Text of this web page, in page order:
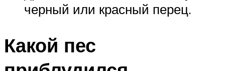
черный или красный перец.
Какой пес